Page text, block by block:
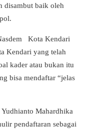
disambut baik oleh
Kota Kendari
Kendari yang telah
kader atau bukan itu
bisa mendaftar “jelas
Mahardhika
pendaftaran sebagai